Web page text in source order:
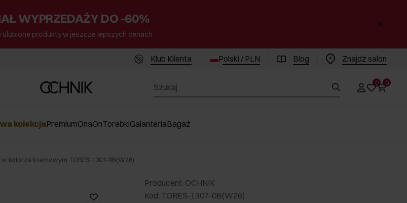
WYPRZEDAŻY DO -60%
ulubione produkty w jeszcze lepszych cenach
Klub Klienta Polski / PLN Blog Znajdż salon
0 0
kolekcjaPremiumOnaOnTorebkiGalanteriaBagaż
kolorze kremowym TORES-1307-0B(W26)
Producent: OCHNIK
Kod: TORES-1307-0B(W26)